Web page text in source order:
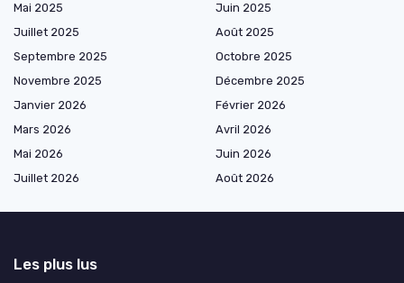
Mai 2025
Juin 2025
Juillet 2025
Août 2025
Septembre 2025
Octobre 2025
Novembre 2025
Décembre 2025
Janvier 2026
Février 2026
Mars 2026
Avril 2026
Mai 2026
Juin 2026
Juillet 2026
Août 2026
Les plus lus